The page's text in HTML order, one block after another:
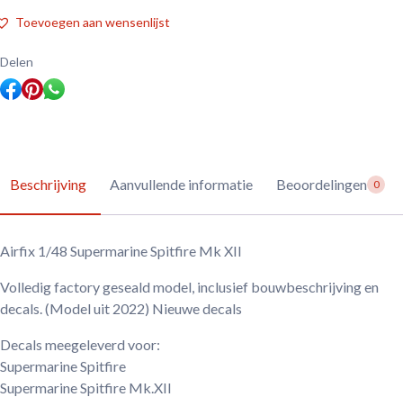
Spitfire
Mk
aantal
Toevoegen aan wensenlijst
Delen
Beschrijving Aanvullende informatie Beoordelingen 0
Airfix 1/48 Supermarine Spitfire Mk XII
Volledig factory geseald model, inclusief bouwbeschrijving en
decals. (Model uit 2022) Nieuwe decals
Decals meegeleverd voor:
Supermarine Spitfire
Supermarine Spitfire Mk.XII